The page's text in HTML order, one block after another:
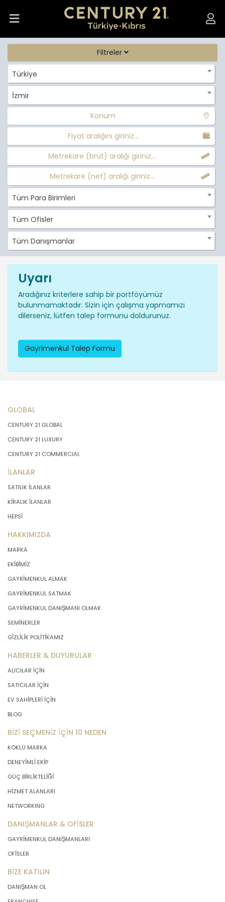
Filtreler
Türkiye
İzmir
Konum
Fiyat aralığını giriniz...
Metrekare (brüt) aralığı giriniz...
Metrekare (net) aralığı giriniz...
Tüm Para Birimleri
Tüm Ofisler
Tüm Danışmanlar
Uyarı
Aradığınız kriterlere sahip bir portföyümüz
bulunmamaktadır. Sizin için çalışma yapmamızı
dilerseniz, lütfen talep formunu doldurunuz.
Gayrimenkul Talep Formu
GLOBAL
CENTURY 21 GLOBAL
CENTURY 21 LUXURY
CENTURY 21 COMMERCIAL
İLANLAR
SATILIK İLANLAR
KİRALIK İLANLAR
HEPSİ
HAKKIMIZDA
MARKA
EKİBİMİZ
GAYRİMENKUL ALMAK
GAYRİMENKUL SATMAK
GAYRİMENKUL DANIŞMANI OLMAK
SEMİNERLER
GİZLİLİK POLİTİKAMIZ
HABERLER & DUYURULAR
ALICILAR İÇİN
SATICILAR İÇİN
EV SAHİPLERİ İÇİN
BLOG
BİZİ SEÇMENİZ İÇİN 10 NEDEN
KÖKLÜ MARKA
DENEYİMLİ EKİP
GÜÇ BİRLİKTELİĞİ
HİZMET ALANLARI
NETWORKING
DANIŞMANLAR & OFİSLER
GAYRİMENKUL DANIŞMANLARI
OFİSLER
BİZE KATILIN
DANIŞMAN OL